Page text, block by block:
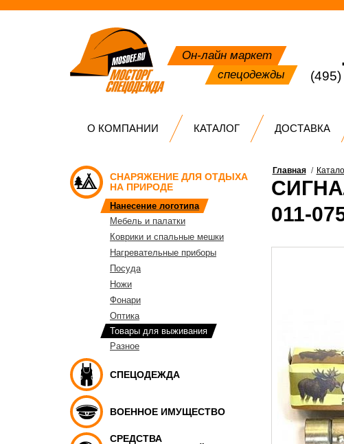
Он-лайн маркет
спецодежды
(495)
О КОМПАНИИ КАТАЛОГ ДОСТАВКА
СНАРЯЖЕНИЕ ДЛЯ ОТДЫХА
НА ПРИРОДЕ
Нанесение логотипа
Мебель и палатки
Коврики и спальные мешки
Нагревательные приборы
Посуда
Ножи
Фонари
Оптика
Товары для выживания
Разное
СПЕЦОДЕЖДА
ВОЕННОЕ ИМУЩЕСТВО
СРЕДСТВА
Главная /
011-